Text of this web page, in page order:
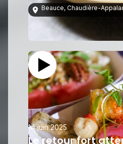
Beauce, Chaudière-
14 juin 2025
Le retour fort